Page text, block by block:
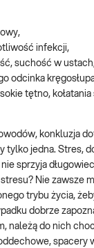
infekcji,
suchość w
odcinka
tętno, kołatania
konkluzja
tylko jedna. Stres,
sprzyja
Nie zawsze
trybu życia,
dobrze
należą do nich
spacery